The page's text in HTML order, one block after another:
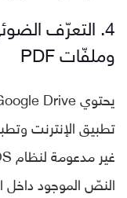
4. التعرّف
وملفّات PDF
تطبيق الإنترنت